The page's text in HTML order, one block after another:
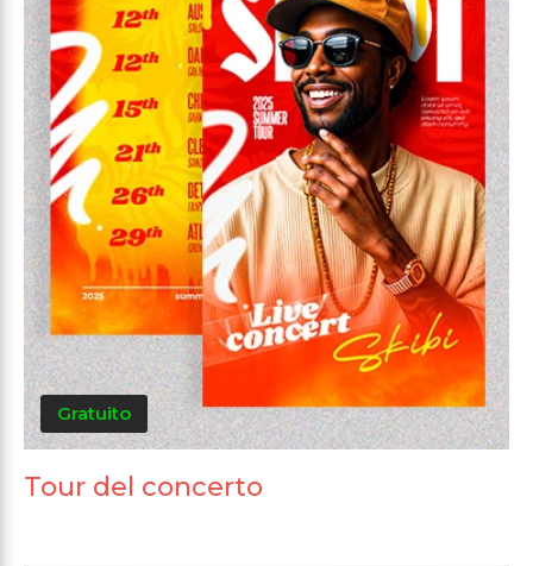
Gratuito
Tour del concerto